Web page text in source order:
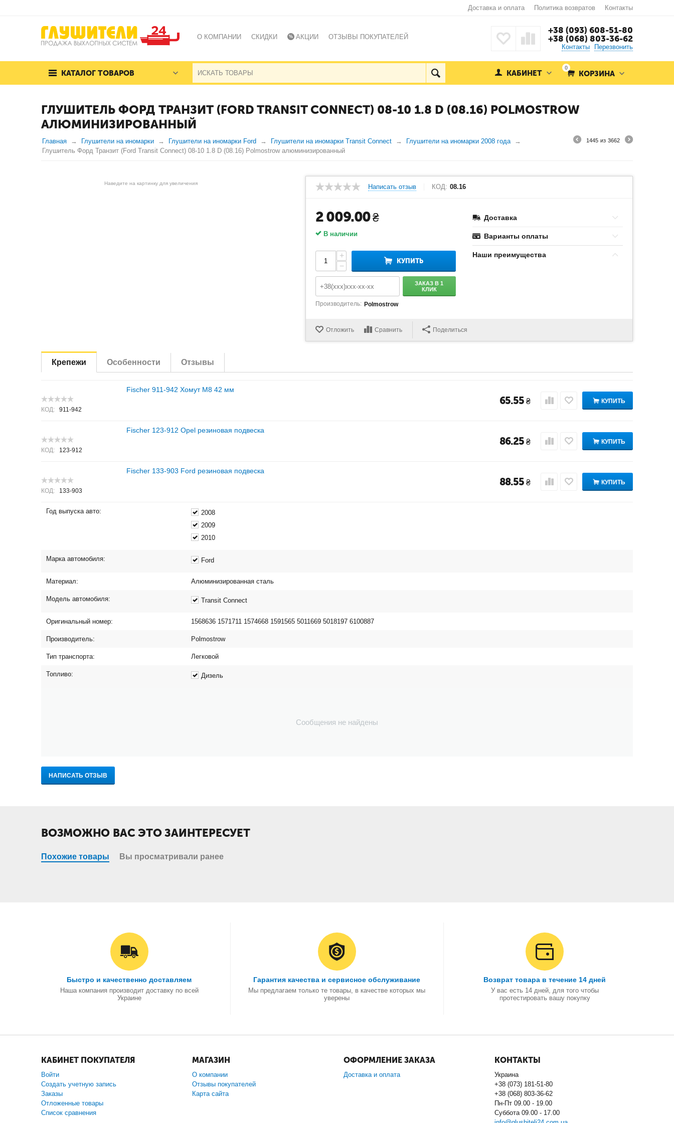
Доставка и оплата Политика возвратов Контакты
О КОМПАНИИ СКИДКИ АКЦИИ ОТЗЫВЫ ПОКУПАТЕЛЕЙ
+38 (093) 608-51-80
+38 (068) 803-36-62
Контакты Перезвонить
КАТАЛОГ ТОВАРОВ
0
КОРЗИНА
КАБИНЕТ
ГЛУШИТЕЛЬ ФОРД ТРАНЗИТ (FORD TRANSIT CONNECT) 08-10 1.8 D (08.16) POLMOSTROW
АЛЮМИНИЗИРОВАННЫЙ
Главная Глушители на иномарки Глушители на иномарки Ford Глушители на иномарки Transit Connect
Глушители на иномарки 2008 года
Глушитель Форд Транзит (Ford Transit Connect) 08-10 1.8 D (08.16) Polmostrow алюминизированный
1445 из 3662
Наведите на картинку для увеличения Написать отзыв КОД: 08.16
2 009.00₴
В наличии
+
−
КУПИТЬ
ЗАКАЗ В 1
КЛИК
Производитель: Polmostrow
Доставка
Варианты оплаты
Наши преимущества
Отложить Сравнить Поделиться
Крепежи Особенности Отзывы
Fischer 911-942 Хомут M8 42 мм
КОД: 911-942
65.55 ₴ КУПИТЬ
Fischer 123-912 Opel резиновая подвеска
КОД: 123-912
86.25 ₴ КУПИТЬ
Fischer 133-903 Ford резиновая подвеска
КОД: 133-903
88.55 ₴ КУПИТЬ
Год выпуска авто:
2008
2009
2010
Марка автомобиля: Ford
Материал: Алюминизированная сталь
Модель автомобиля: Transit Connect
Оригинальный номер: 1568636 1571711 1574668 1591565 5011669 5018197 6100887
Производитель: Polmostrow
Тип транспорта: Легковой
Топливо: Дизель
Сообщения не найдены
НАПИСАТЬ ОТЗЫВ
ВОЗМОЖНО ВАС ЭТО ЗАИНТЕРЕСУЕТ
Похожие товары Вы просматривали ранее
Быстро и качественно доставляем
Наша компания производит доставку по всей
Украине
Гарантия качества и сервисное обслуживание
Мы предлагаем только те товары, в качестве которых мы
уверены
Возврат товара в течение 14 дней
У вас есть 14 дней, для того чтобы
протестировать вашу покупку
КАБИНЕТ ПОКУПАТЕЛЯ
Войти
Создать учетную запись
Заказы
Отложенные товары
Список сравнения
МАГАЗИН
О компании
Отзывы покупателей
Карта сайта
ОФОРМЛЕНИЕ ЗАКАЗА
Доставка и оплата
КОНТАКТЫ
Украина
+38 (073) 181-51-80
+38 (068) 803-36-62
Пн-Пт 09.00 - 19.00
Суббота 09.00 - 17.00